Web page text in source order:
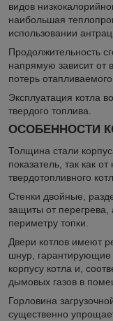
видов
наибольшая
использовании
Продолжительность
напрямую зависит от
потерь
Эксплуатация котла
твердого топлива.
ОСОБЕННОСТИ
Толщина стали
показатель, так как
твердотопливного
Стенки двойные,
защиты от перегрева,
периметру топки.
Двери котлов имеют
шнур, гарантирующие
корпусу котла и,
дымовых газов в
Горловина
существенно